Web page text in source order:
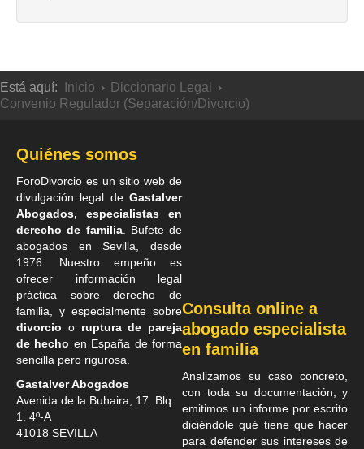
Está aquí: Inicio
Diccionario Legal
Convenio Regulador (Separación/Divorcio)
Quiénes somos
ForoDivorcio es un sitio web de
divulgación legal de Gastalver
Abogados, especialistas en
derecho de familia. Bufete de
abogados en Sevilla , desde
1976. Nuestro empeño es
ofrecer información legal
práctica sobre derecho de
familia, y especialmente sobre
divorcio o ruptura de pareja
de hecho en España de forma
sencilla pero rigurosa.
Gastalver Abogados
Avenida de la Buhaira, 17. Blq.
1. 4º-A
41018 SEVILLA
Consulta online a
abogado especialista
en familia
Analizamos su caso concreto,
con toda su documentación, y
emitimos un informe por escrito
diciéndole qué tiene que hacer
para defender sus intereses de